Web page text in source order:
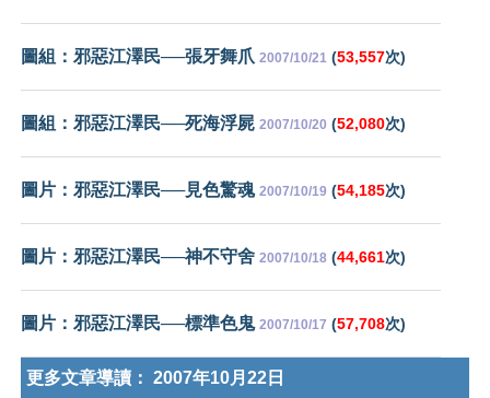
圖組：邪惡江澤民──張牙舞爪 2007/10/21 (53,557次)
圖組：邪惡江澤民──死海浮屍 2007/10/20 (52,080次)
圖片：邪惡江澤民──見色驚魂 2007/10/19 (54,185次)
圖片：邪惡江澤民──神不守舍 2007/10/18 (44,661次)
圖片：邪惡江澤民──標準色鬼 2007/10/17 (57,708次)
更多文章導讀： 2007年10月22日